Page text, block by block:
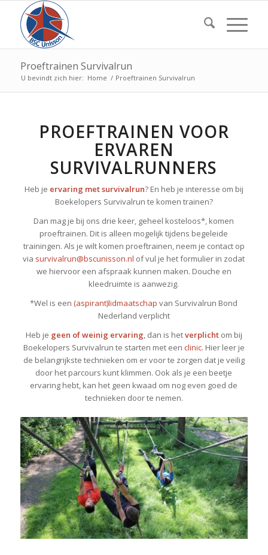
Proeftrainen Survivalrun
U bevindt zich hier: Home / Proeftrainen Survivalrun
PROEFTRAINEN VOOR
ERVAREN
SURVIVALRUNNERS
Heb je ervaring met survivalrun? En heb je interesse om bij
Boekelopers Survivalrun te komen trainen?
Dan mag je bij ons drie keer, geheel kosteloos*, komen
proeftrainen. Dit is alleen mogelijk tijdens begeleide
trainingen. Als je wilt komen proeftrainen, neem je contact op
via survivalrun@bscunisson.nl of vul je het formulier in zodat
we hiervoor een afspraak kunnen maken. Douche en
kleedruimte is aanwezig.
*Wel is een(aspirant)lidmaatschap van Survivalrun Bond
Nederland verplicht
Heb je geen of weinig ervaring, dan is hetverplichtom bij
Boekelopers Survivalrun te starten met een clinic. Hier leer je
de belangrijkste technieken om er voor te zorgen dat je veilig
door het parcours kunt klimmen. Ook als je een beetje
ervaring hebt, kan het geen kwaad om nog even goed de
technieken door te nemen.